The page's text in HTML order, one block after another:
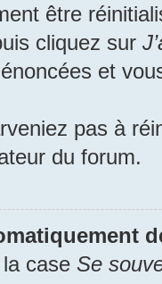
être
cliquez sur
et
pas à
du forum.
case Se